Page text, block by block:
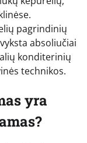
pagrindinių
absoliučiai
konditerinių
technikos.
yra